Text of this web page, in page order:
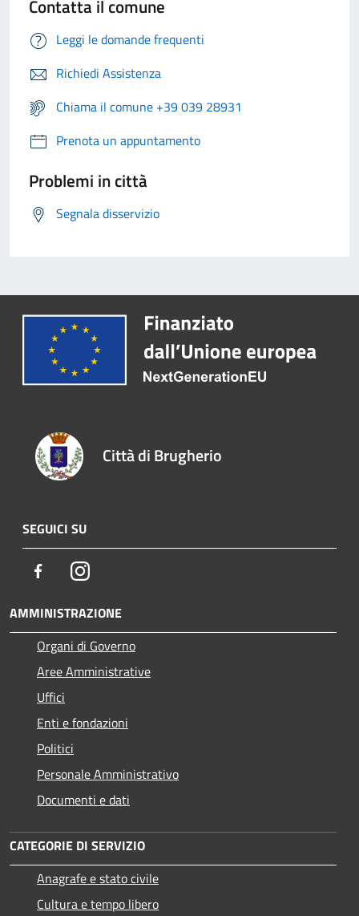
Contatta il comune
Leggi le domande frequenti
Richiedi Assistenza
Chiama il comune +39 039 28931
Prenota un appuntamento
Problemi in città
Segnala disservizio
Città di Brugherio
SEGUICI SU
FacebookInstagram
AMMINISTRAZIONE
Organi di Governo
Aree Amministrative
Uffici
Enti e fondazioni
Politici
Personale Amministrativo
Documenti e dati
CATEGORIE DI SERVIZIO
Anagrafe e stato civile
Cultura e tempo libero